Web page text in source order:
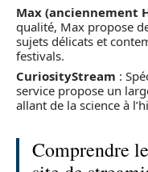
Max (anciennement
qualité, Max propose
sujets délicats et
festivals.
CuriosityStream :
service propose un
allant de la science à
Comprendre